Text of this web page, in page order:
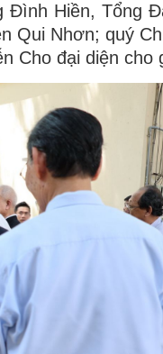
Đình Hiền, Tổng
Qui Nhơn; quý
Cho đại diện cho